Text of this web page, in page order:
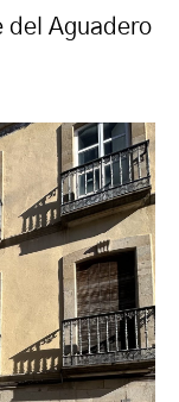
del Aguadero